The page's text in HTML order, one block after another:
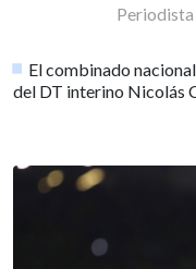
El combinado
del DT interino Nicolás